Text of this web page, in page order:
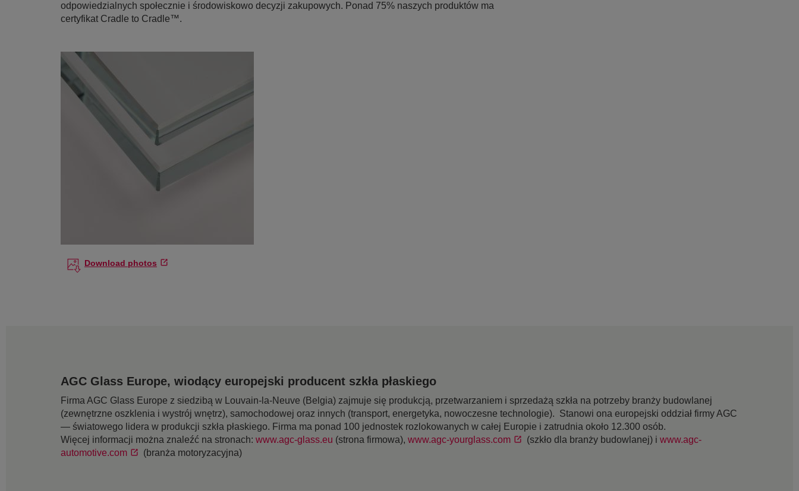
odpowiedzialnych społecznie i środowiskowo decyzji zakupowych. Ponad 75% naszych produktów ma
certyfikat Cradle to Cradle™.
Download photos
AGC Glass Europe, wiodący europejski producent szkła płaskiego
Firma AGC Glass Europe z siedzibą w Louvain-la-Neuve (Belgia) zajmuje się produkcją, przetwarzaniem i sprzedażą szkła na potrzeby branży budowlanej
(zewnętrzne oszklenia i wystrój wnętrz), samochodowej oraz innych (transport, energetyka, nowoczesne technologie). Stanowi ona europejski oddział firmy AGC
— światowego lidera w produkcji szkła płaskiego. Firma ma ponad 100 jednostek rozlokowanych w całej Europie i zatrudnia około 12.300 osób.
Więcej informacji można znaleźć na stronach: www.agc-glass.eu (strona firmowa), www.agc-yourglass.com (szkło dla branży budowlanej) i www.agc-
automotive.com
(branża motoryzacyjna)